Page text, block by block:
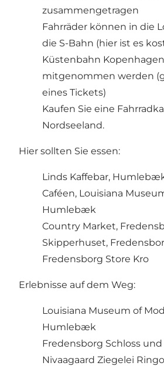
zusammengetragen
Fahrräder können in die
die S-Bahn (hier ist es
Küstenbahn
mitgenommen werden
eines Tickets)
Kaufen Sie eine
Nordseeland.
Hier sollten Sie essen:
Linds Kaffebar,
Caféen, Louisiana
Humlebæk
Country Market,
Skipperhuset,
Fredensborg Store Kro
Erlebnisse auf dem Weg:
Louisiana Museum of
Humlebæk
Fredensborg Schloss
Nivaagaard Ziegelei